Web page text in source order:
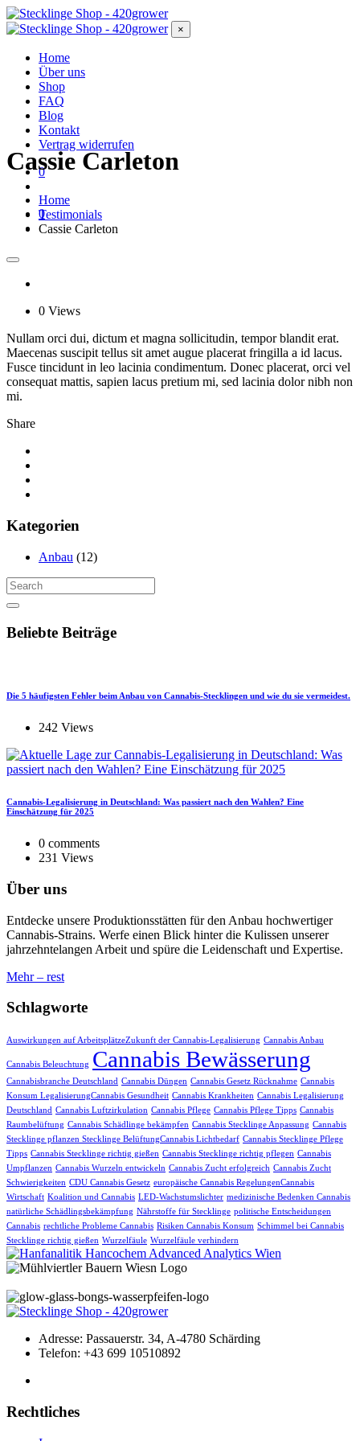
×
Home
Über uns
Shop
FAQ
Blog
Kontakt
Vertrag widerrufen
0
0
Cassie Carleton
Home
Testimonials
Cassie Carleton
0 Views
Nullam orci dui, dictum et magna sollicitudin, tempor blandit erat.
Maecenas suscipit tellus sit amet augue placerat fringilla a id lacus.
Fusce tincidunt in leo lacinia condimentum. Donec placerat, orci vel
consequat mattis, sapien lacus pretium mi, sed lacinia dolor nibh non
mi.
Share
Kategorien
Anbau (12)
Beliebte Beiträge
Die 5 häufigsten Fehler beim Anbau von Cannabis-Stecklingen und wie du sie vermeidest.
242 Views
Cannabis-Legalisierung in Deutschland: Was passiert nach den Wahlen? Eine
Einschätzung für 2025
0 comments
231 Views
Über uns
Entdecke unsere Produktionsstätten für den Anbau hochwertiger
Cannabis-Strains. Werfe einen Blick hinter die Kulissen unserer
jahrzehntelangen Arbeit und spüre die Leidenschaft und Expertise.
Mehr – rest
Schlagworte
Auswirkungen auf ArbeitsplätzeZukunft der Cannabis-Legalisierung Cannabis Anbau
Cannabis Beleuchtung Cannabis Bewässerung
Cannabisbranche Deutschland Cannabis Düngen Cannabis Gesetz Rücknahme Cannabis
Konsum LegalisierungCannabis Gesundheit Cannabis Krankheiten Cannabis Legalisierung
Deutschland Cannabis Luftzirkulation Cannabis Pflege Cannabis Pflege Tipps Cannabis
Raumbelüftung Cannabis Schädlinge bekämpfen Cannabis Stecklinge Anpassung Cannabis
Stecklinge pflanzen Stecklinge BelüftungCannabis Lichtbedarf Cannabis Stecklinge Pflege
Tipps Cannabis Stecklinge richtig gießen Cannabis Stecklinge richtig pflegen Cannabis
Umpflanzen Cannabis Wurzeln entwickeln Cannabis Zucht erfolgreich Cannabis Zucht
Schwierigkeiten CDU Cannabis Gesetz europäische Cannabis RegelungenCannabis
Wirtschaft Koalition und Cannabis LED-Wachstumslichter medizinische Bedenken Cannabis
natürliche Schädlingsbekämpfung Nährstoffe für Stecklinge politische Entscheidungen
Cannabis rechtliche Probleme Cannabis Risiken Cannabis Konsum Schimmel bei Cannabis
Stecklinge richtig gießen Wurzelfäule Wurzelfäule verhindern
Adresse: Passauerstr. 34, A-4780 Schärding
Telefon: +43 699 10510892
Rechtliches